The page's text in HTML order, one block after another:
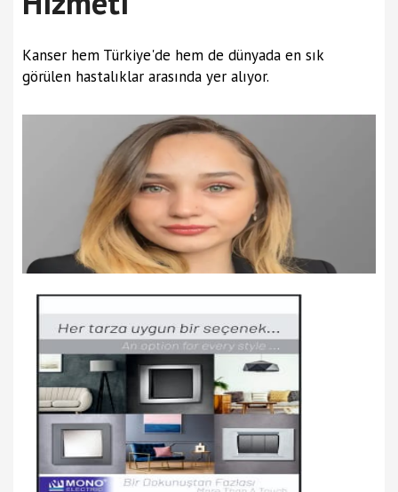
Kanser hem Türkiye'de hem de dünyada en sık
görülen hastalıklar arasında yer alıyor.